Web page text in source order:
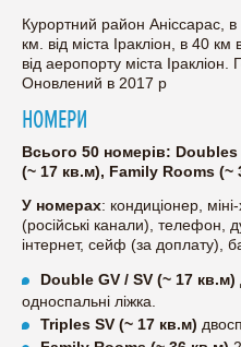
Курортний район Аніссарас,
км. від міста Іракліон, в 40 км
від аеропорту міста
Оновлений в 2017 р
НОМЕРИ
Всього 50 номерів:
(~ 17 кв.м), Family Rooms (~
У номерах: кондиціонер,
(російські канали),
інтернет, сейф (за доплату),
Double GV / SV (~ 17 кв.м)
односпальні ліжка.
Triples SV (~ 17 кв.м)